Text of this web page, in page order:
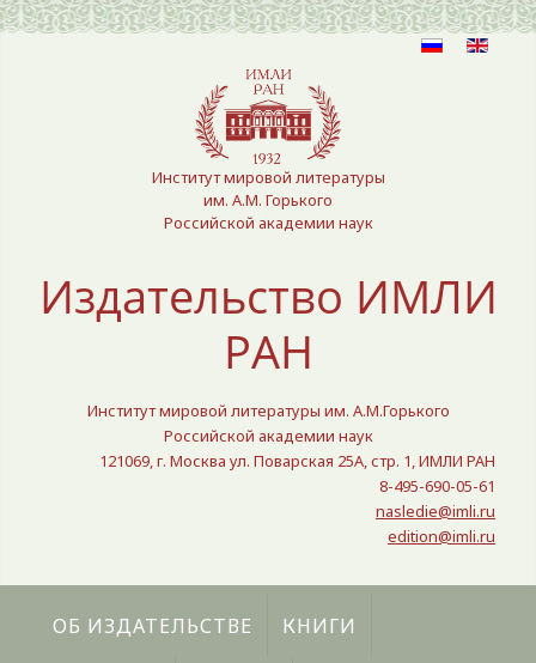
Выберите язык
Институт мировой литературы
им. А.М. Горького
Российской академии наук
Издательство ИМЛИ
РАН
Институт мировой литературы им. А.М.Горького
Российской академии наук
121069, г. Москва ул. Поварская 25A, стр. 1, ИМЛИ РАН
8-495-690-05-61
nasledie@imli.ru
edition@imli.ru
ОБ ИЗДАТЕЛЬСТВЕ КНИГИ